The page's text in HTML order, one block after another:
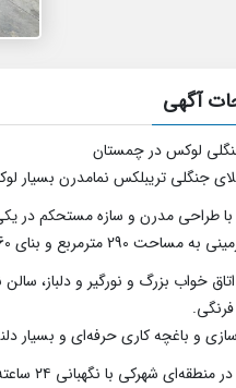
آگهی
لوکس در چمستان
جنگلی تریبلکس نمامدرن بسیار
با طراحی مدرن و سازه مستحکم در
و بنای 360 مترمربع به صورت تریبلکس با روفگاردن احداث گردید.
فرنگی.
و باغچه کاری حرفه‌ای و بسیار
نگهبانی ۲۴ ساعته واقع و دسترسی آسان به جاده اصلی، مراکز خرید و تفریحی و گردشگری دارد.